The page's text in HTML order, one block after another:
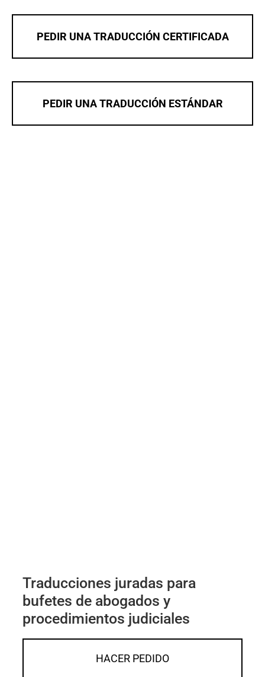
PEDIR UNA TRADUCCIÓN CERTIFICADA
PEDIR UNA TRADUCCIÓN ESTÁNDAR
Traducciones juradas para
bufetes de abogados y
procedimientos judiciales
HACER PEDIDO